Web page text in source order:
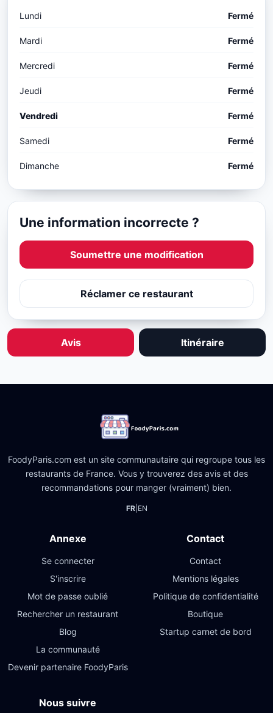
Lundi Fermé
Mardi Fermé
Mercredi Fermé
Jeudi Fermé
Vendredi Fermé
Samedi Fermé
Dimanche Fermé
Une information incorrecte ?
Soumettre une modification
Réclamer ce restaurant
Avis Itinéraire
FoodyParis.com est un site communautaire qui regroupe tous les
restaurants de France. Vous y trouverez des avis et des
recommandations pour manger (vraiment) bien.
FR| EN
Annexe
Se connecter
S'inscrire
Mot de passe oublié
Rechercher un restaurant
Blog
La communauté
Devenir partenaire FoodyParis
Contact
Contact
Mentions légales
Politique de confidentialité
Boutique
Startup carnet de bord
Nous suivre